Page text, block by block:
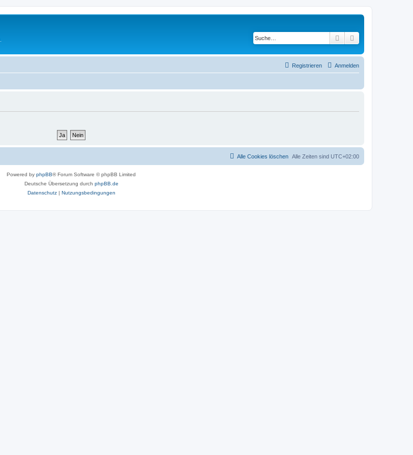
Suche
Anmelden
Registrieren
Alle Zeiten sind UTC+02:00
Alle Cookies löschen
Powered by phpBB® Forum Software © phpBB Limited
Deutsche Übersetzung durch phpBB.de
Datenschutz| Nutzungsbedingungen